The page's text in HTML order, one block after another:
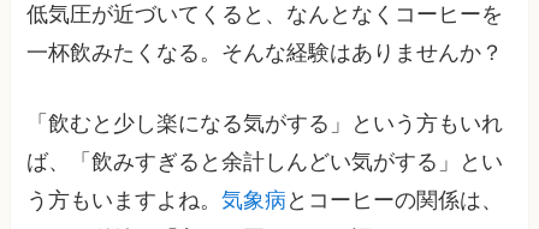
低気圧が近づいてくると、なんとなくコーヒーを
一杯飲みたくなる。そんな経験はありませんか？
「飲むと少し楽になる気がする」という方もいれ
ば、「飲みすぎると余計しんどい気がする」とい
う方もいますよね。気象病 とコーヒーの関係は、